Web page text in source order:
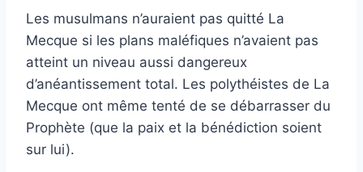
Les musulmans n’auraient pas quitté La
Mecque si les plans maléfiques n’avaient pas
atteint un niveau aussi dangereux
d’anéantissement total. Les polythéistes de La
Mecque ont même tenté de se débarrasser du
Prophète (que la paix et la bénédiction soient
sur lui).